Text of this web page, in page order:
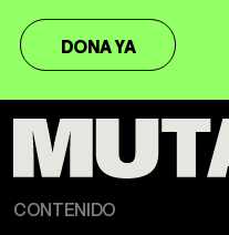
DONA YA
CONTENIDO